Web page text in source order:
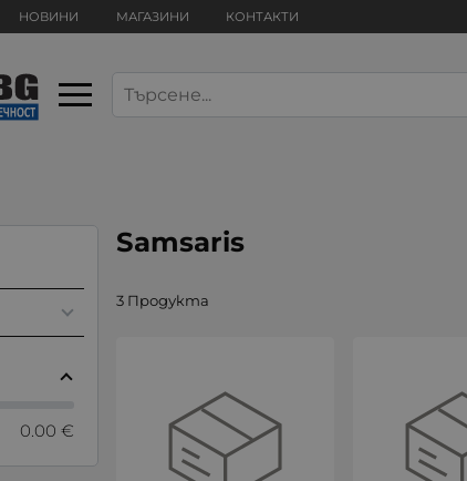
НОВИНИ МАГАЗИНИ КОНТАКТИ
Samsaris
3 Продукта
0.00 €